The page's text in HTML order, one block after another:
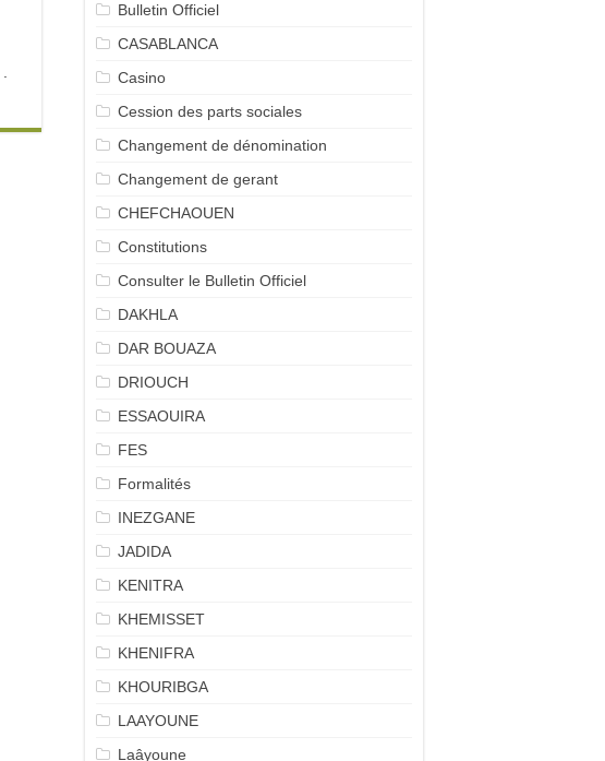
Bulletin Officiel
CASABLANCA
Casino
Cession des parts sociales
Changement de dénomination
Changement de gerant
CHEFCHAOUEN
Constitutions
Consulter le Bulletin Officiel
DAKHLA
DAR BOUAZA
DRIOUCH
ESSAOUIRA
FES
Formalités
INEZGANE
JADIDA
KENITRA
KHEMISSET
KHENIFRA
KHOURIBGA
LAAYOUNE
Laâyoune